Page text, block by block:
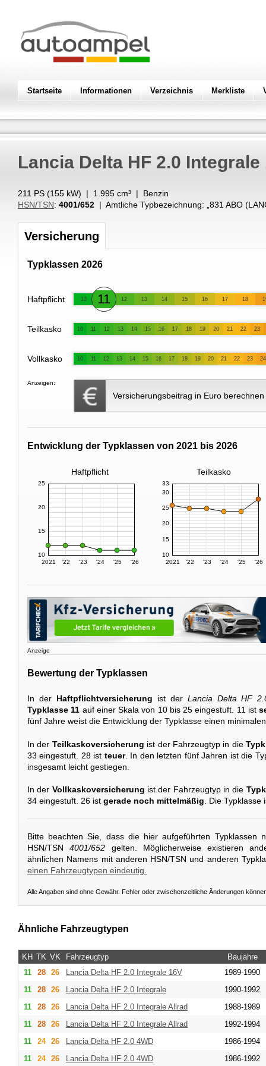
Startseite Informationen Verzeichnis Merkliste
Lancia Delta HF 2.0 Integrale
211 PS (155 kW) | 1.995 cm³ | Benzin
HSN/TSN: 4001/652 | Amtliche Typbezeichnung: „ 831 ABO
Versicherung
Typklassen 2026
Haftpflicht 10 11 12 13 14 15 16 17 18
Teilkasko 10 11 12 13 14 15 16 17 18 19 20 21 22 23
Vollkasko 10 11 12 13 14 15 16 17 18 19 20 21 22 23 24
Anzeigen:
Versicherungsbeitrag in Euro berechnen
Entwicklung der Typklassen von 2021 bis 2026
Haftpflicht Teilkasko
2021 '22 '23 '24 '25 '26
10
15
20
25
2021 '22 '23 '24 '25 '26
10
15
20
25
30
33
Anzeige
Bewertung der Typklassen
In der Haftpflichtversicherung ist der Lancia Delta HF
Typklasse 11 auf einer Skala von 10 bis 25 eingestuft. 11 ist
fünf Jahre weist die Entwicklung der Typklasse einen
In der Teilkaskoversicherung ist der Fahrzeugtyp in die
33 eingestuft. 28 ist teuer. In den letzten fünf Jahren ist die
insgesamt leicht gestiegen.
In der Vollkaskoversicherung ist der Fahrzeugtyp in die
34 eingestuft. 26 ist gerade noch mittelmäßig. Die Typklasse
Bitte beachten Sie, dass die hier aufgeführten Typklassen
HSN/TSN4001/652 gelten. Möglicherweise existieren
ähnlichen Namens mit anderen HSN/TSN und anderen
einen Fahrzeugtypen eindeutig.
Alle Angaben sind ohne Gewähr. Fehler oder zwischenzeitliche Änderungen
Ähnliche Fahrzeugtypen
KH TK VK Fahrzeugtyp
Baujahre
11
28 26 Lancia Delta HF 2.0 Integrale 16V
1989-1990
11
28 26 Lancia Delta HF 2.0 Integrale
1990-1992
11
28 26 Lancia Delta HF 2.0 Integrale Allrad
1988-1989
11
28 26 Lancia Delta HF 2.0 Integrale Allrad
1992-1994
11
24 26 Lancia Delta HF 2.0 4WD
1986-1994
11
24 26 Lancia Delta HF 2.0 4WD 1986-1992